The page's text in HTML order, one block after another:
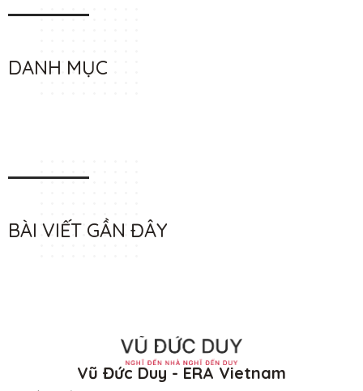
DANH MỤC
BÀI VIẾT GẦN ĐÂY
Vũ Đức Duy - ERA Vietnam